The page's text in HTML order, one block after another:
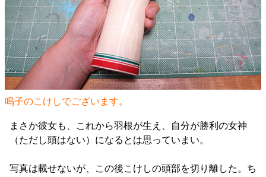
鳴子のこけしでございます。
まさか彼女も、これから羽根が生え、自分が勝利の女神
（ただし頭はない）になるとは思っていまい。
写真は載せないが、この後こけしの頭部を切り離した。ち